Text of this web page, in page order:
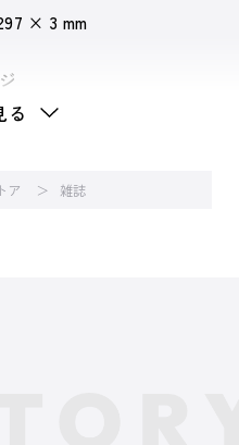
× 3 mm
る
ア 雑誌